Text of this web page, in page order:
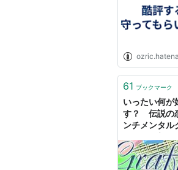
クリック: 33
この商品を
アルバム
61 ブックマーク
いったい何が
す？ 伝説の
ンチメンタル
始動 | ねとら